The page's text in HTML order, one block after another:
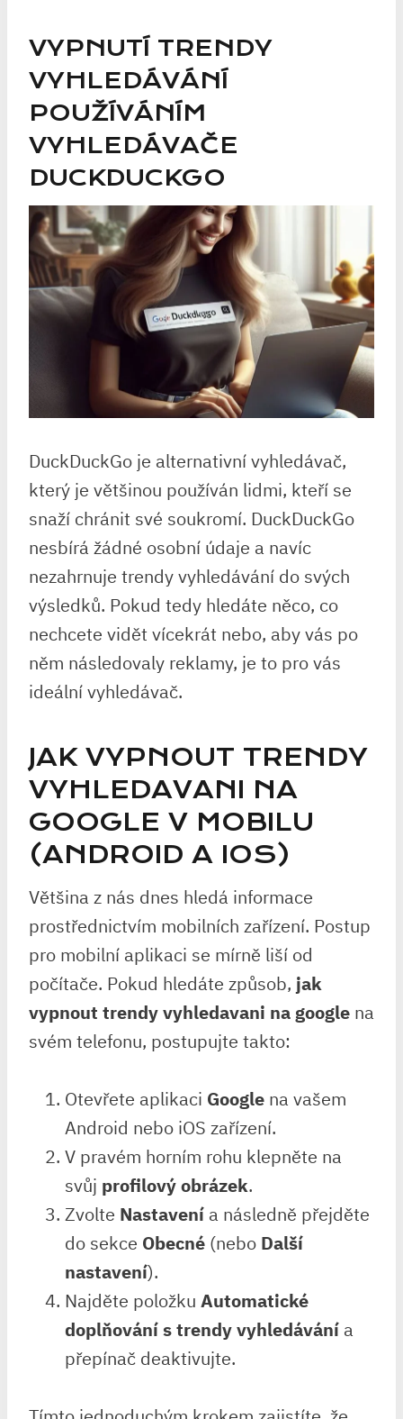
VYPNUTÍ TRENDY
VYHLEDÁVÁNÍ
POUŽÍVÁNÍM
VYHLEDÁVAČE
DUCKDUCKGO
DuckDuckGo je alternativní vyhledávač,
který je většinou používán lidmi, kteří se
snaží chránit své soukromí. DuckDuckGo
nesbírá žádné osobní údaje a navíc
nezahrnuje trendy vyhledávání do svých
výsledků. Pokud tedy hledáte něco, co
nechcete vidět vícekrát nebo, aby vás po
něm následovaly reklamy, je to pro vás
ideální vyhledávač.
JAK VYPNOUT TRENDY
VYHLEDAVANI NA
GOOGLE V MOBILU
(ANDROID A IOS)
Většina z nás dnes hledá informace
prostřednictvím mobilních zařízení. Postup
pro mobilní aplikaci se mírně liší od
počítače. Pokud hledáte způsob, jak
vypnout trendy vyhledavani na google na
svém telefonu, postupujte takto:
Otevřete aplikaci Google na vašem
Android nebo iOS zařízení.
V pravém horním rohu klepněte na
svůj profilový obrázek.
Zvolte Nastavení a následně přejděte
do sekce Obecné (nebo Další
nastavení).
Najděte položku Automatické
doplňování s trendy vyhledávání a
přepínač deaktivujte.